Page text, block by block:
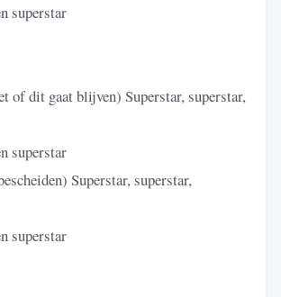
superstar
of dit gaat blijven) Superstar, superstar,
superstar
Superstar, superstar,
superstar